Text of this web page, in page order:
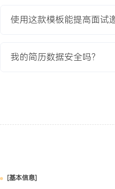
2.远程诊断功能开发：负责远程
模型与诊断树；协调数据中台团
3.知识库与AR模块集成：主导
辑，使其能根据设备报警代码自
迭代闭环流程，确保平台持续优
2.通过平台，专家远程解决率从
使用这款模板能提高面试
我的简历数据安全吗？
[基本信息]